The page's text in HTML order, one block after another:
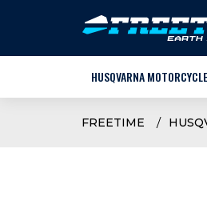
HUSQVARNA
FREETIME